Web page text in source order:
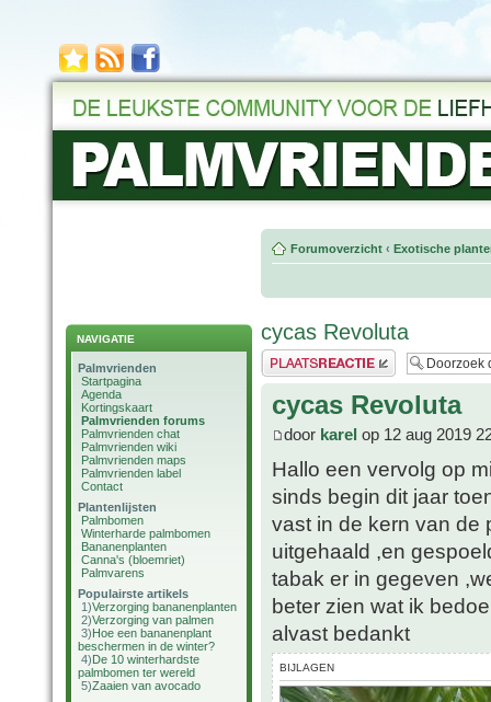
NAVIGATIE
Palmvrienden
Startpagina
Agenda
Kortingskaart
Palmvrienden forums
Palmvrienden chat
Palmvrienden wiki
Palmvrienden maps
Palmvrienden label
Contact
Plantenlijsten
Palmbomen
Winterharde palmbomen
Bananenplanten
Canna's (bloemriet)
Palmvarens
Populairste artikels
1)Verzorging bananenplanten
2)Verzorging van palmen
3)Hoe een bananenplant
beschermen in de winter?
4)De 10 winterhardste
palmbomen ter wereld
5)Zaaien van avocado
Forumoverzicht ‹ Exotische
cycas Revoluta
Plaats een reactie
cycas Revoluta
door karel op 12 aug 2019
Hallo een vervolg op
sinds begin dit jaar
vast in de kern van de
uitgehaald ,en
tabak er in gegeven
beter zien wat ik
alvast bedankt
BIJLAGEN